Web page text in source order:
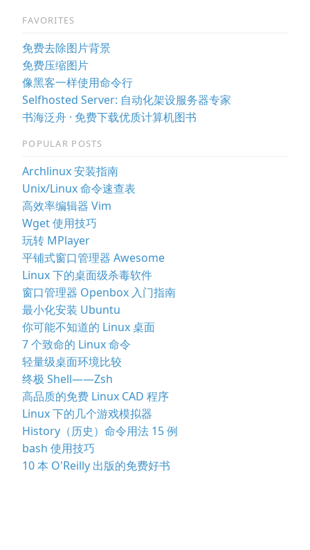
FAVORITES
免费去除图片背景
免费压缩图片
像黑客一样使用命令行
Selfhosted Server: 自动化架设服务器专家
书海泛舟 · 免费下载优质计算机图书
POPULAR POSTS
Archlinux 安装指南
Unix/Linux 命令速查表
高效率编辑器 Vim
Wget 使用技巧
玩转 MPlayer
平铺式窗口管理器 Awesome
Linux 下的桌面级杀毒软件
窗口管理器 Openbox 入门指南
最小化安装 Ubuntu
你可能不知道的 Linux 桌面
7 个致命的 Linux 命令
轻量级桌面环境比较
终极 Shell——Zsh
高品质的免费 Linux CAD 程序
Linux 下的几个游戏模拟器
History（历史）命令用法 15 例
bash 使用技巧
10 本 O'Reilly 出版的免费好书